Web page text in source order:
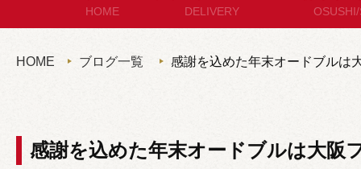
HOME DELIVERY
カップディッシュ
*個包装タイプ
HOME ブログ一覧 感謝を込めた年末オードブルは
感謝を込めた年末オードブルは大阪